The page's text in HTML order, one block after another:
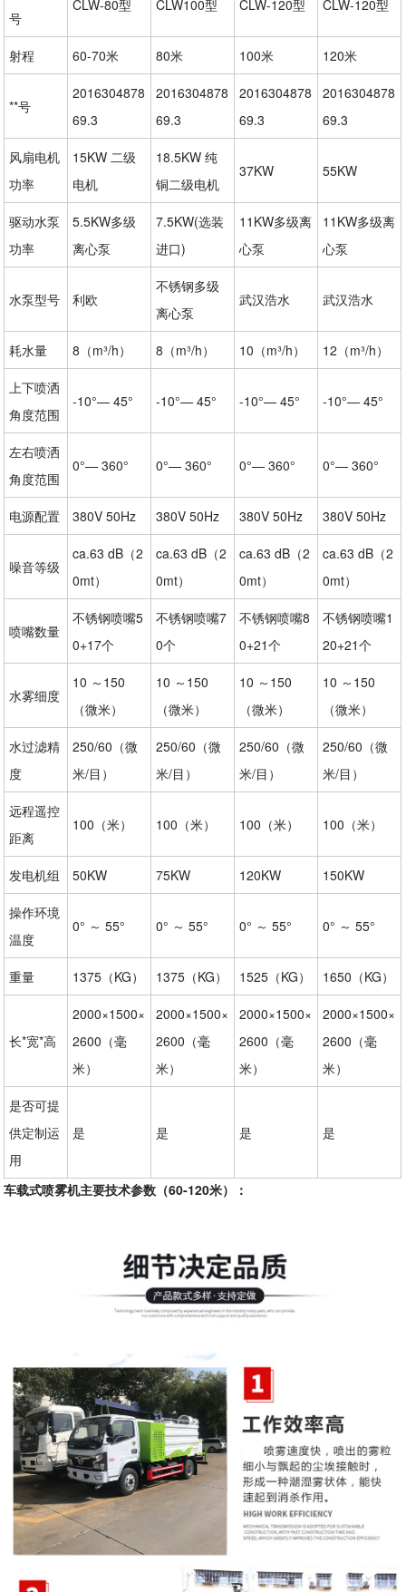
号
CLW-80型 CLW100型 CLW-120型 CLW-120型
射程 60-70米 80米 100米 120米
**号
2016304878
69.3
2016304878
69.3
2016304878
69.3
2016304878
69.3
风扇电机
功率
15KW 二级
电机
18.5KW 纯
铜二级电机
37KW 55KW
驱动水泵
功率
5.5KW多级
离心泵
7.5KW(选装
进口)
11KW多级离
心泵
11KW多级离
心泵
水泵型号 利欧
不锈钢多级
离心泵
武汉浩水 武汉浩水
耗水量 8（m³/h） 8（m³/h） 10（m³/h） 12（m³/h）
上下喷洒
角度范围
-10°— 45° -10°— 45° -10°— 45° -10°— 45°
左右喷洒
角度范围
0°— 360° 0°— 360° 0°— 360° 0°— 360°
电源配置 380V 50Hz 380V 50Hz 380V 50Hz 380V 50Hz
噪音等级
ca.63 dB（2
0mt）
ca.63 dB（2
0mt）
ca.63 dB（2
0mt）
ca.63 dB（2
0mt）
喷嘴数量
不锈钢喷嘴5
0+17个
不锈钢喷嘴7
0个
不锈钢喷嘴8
0+21个
不锈钢喷嘴1
20+21个
水雾细度
10 ～150
（微米）
10 ～150
（微米）
10 ～150
（微米）
10 ～150
（微米）
水过滤精
度
250/60（微
米/目）
250/60（微
米/目）
250/60（微
米/目）
250/60（微
米/目）
远程遥控
距离
100（米） 100（米） 100（米） 100（米）
发电机组 50KW 75KW 120KW 150KW
操作环境
温度
0° ～ 55° 0° ～ 55° 0° ～ 55° 0° ～ 55°
重量 1375（KG） 1375（KG） 1525（KG） 1650（KG）
长*宽*高
2000×1500×
2600（毫
米）
2000×1500×
2600（毫
米）
2000×1500×
2600（毫
米）
2000×1500×
2600（毫
米）
是否可提
供定制运
用
是 是 是 是
车载式喷雾机主要技术参数（60-120米）：